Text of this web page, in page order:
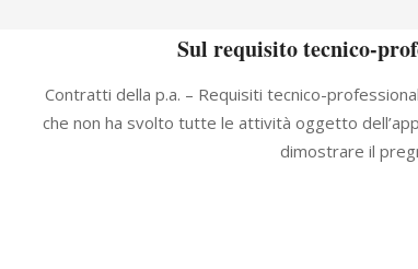
Sul requisito tecnico-
11-
30
Contratti della p.a. – Requisiti tecnico-
che non ha svolto tutte le attività oggetto
dimostrare il